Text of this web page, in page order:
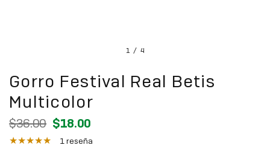
1 / 4
Gorro Festival Real Betis
Multicolor
$36.00 $18.00
1 reseña